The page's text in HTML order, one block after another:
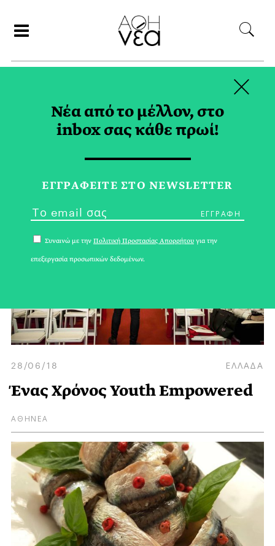
ΙΟΥΝΙΟΣ 2018
28/06/18 ΕΛΛΑΔΑ
Ένας Χρόνος Youth Empowered
ΑΘΗΝΕΑ
Νέα από το μέλλον, στο
inbox σας κάθε πρωί!
ΕΓΓPΑΦΕΙΤΕ ΣΤΟ NEWSLETTER
Συναινώ με την Πολιτική Προστασίας Απορρήτου για την
επεξεργασία προσωπικών δεδομένων.
×